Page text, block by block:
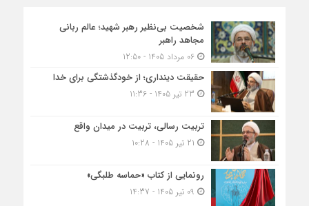
شخصیت بی‌نظیر رهبر شهید؛ عالم ربانی
مجاهد راهبر
06 مرداد 1405 - 12:50
حقیقت دینداری؛ از خودگذشتگی برای خدا
تربیت رسالی، تربیت در میدان واقع
رونمایی از کتاب «حماسه طلبگی»